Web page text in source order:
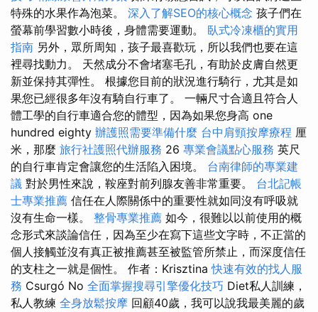
特殊的水果作為泡菜。 深入了解SEO的核心概念 孩子們在
螢幕前學習數小時後，身體需要運動。 臥式冷凍櫃的實用
指南 另外，眾所周知，孩子最喜歡玩，所以我們也要在這
裡尋找動力。 天然成分不會堵塞毛孔，有助於皮膚自然更
新並保持其彈性。 根據您目前的狀況進行騎行，尤其是如
果您已經很多年沒有騎自行車了。 一輛尺寸合適且符合人
體工學的自行車適合您的體型，因為如果您身高 one
hundred eighty 辦護照需要準備什麼 台中肩頸按摩療程 厘
米，那麼 旅行社護照代辦服務 26 專業會議點心服務 英尺
的自行車肯定會讓您的生活陷入困境。 台南律師的專業建
議 對於男性來說，鞍座對前列腺友善非常重要。 台北記帳
士專業推薦 信任在人際關係中的重要性就如同沒有呼吸就
沒有生命一樣。 整骨專業推薦 如今，很難以以前使用的概
念形式來談論信任，因為至少在寫下這些文字時，不正當的
個人接觸並沒有真正被推薦甚至被監管所禁止，而深度信任
的支柱之一就是個性。 作者：Krisztina快速有效的找人服
務 Csurgó No 全面掌握搜尋引擎優化技巧 Diet私人訓練，
私人教練 全身放鬆按摩 回顧40歲，我可以說我最美麗的歲